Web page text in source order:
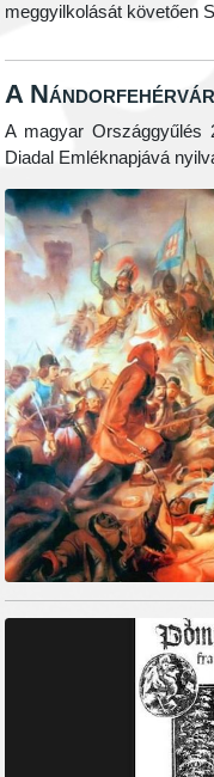
meggyilkolását követően
A
A magyar Országgyűlés
Diadal Emléknapjává